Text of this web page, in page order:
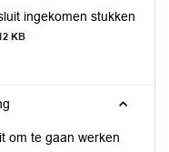
ingekomen stukken
KB
om te gaan werken